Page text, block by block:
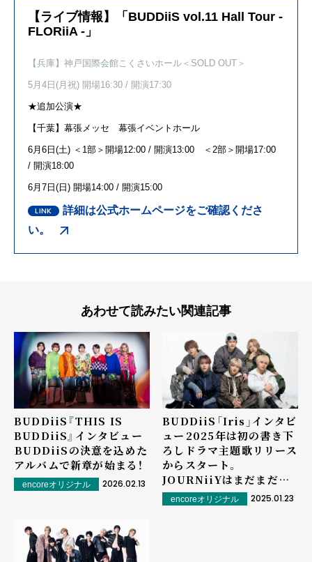
【ライブ情報】「BUDDiiS vol.11 Hall Tour -
FLORiiA -」
【兵庫】神戸国際会館こくさいホール＜SOLD OUT＞
5月4日(月祝) 開場16:30 / 開演17:30
★追加公演★
【千葉】幕張メッセ 幕張イベントホール
6月6日(土) ＜1部＞開場12:00 / 開演13:00 ＜2部＞開場17:00
/ 開演18:00
6月 7 日 ( 日 ) 開場14:00 / 開演15:00
詳細は公式ホームページをご確認くださ
い。
あわせて読みたい関連記事
BUDDiiS『THIS IS
BUDDiiS』インタビュー
――BUDDiiSの決意を込めた
アルバムで新章が始まる！
encoreオリジナル 2026.02.13
BUDDiiS「Iris」インタビ
ュー――2025年は初の書き下
ろしドラマ主題歌リリース
からスタート。
JOURNiiYはまだまだ続
くencoreオリジナル 2025.01.23